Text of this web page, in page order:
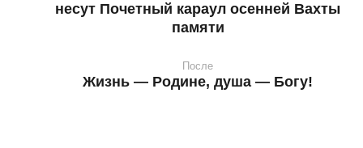
несут Почетный караул осенней Вахты
памяти
После
Жизнь — Родине, душа — Богу!